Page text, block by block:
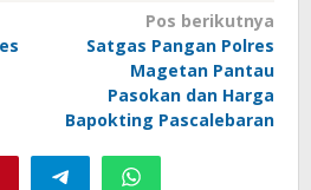
Pos berikutnya
Satgas Pangan Polres
Magetan Pantau
Pasokan dan Harga
Bapokting Pascalebaran